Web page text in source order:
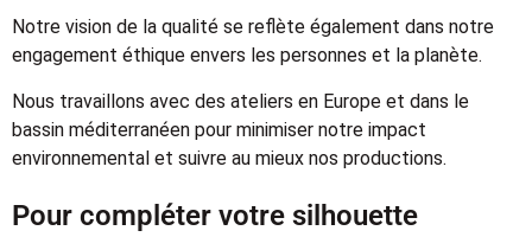
Notre vision de la qualité se reflète également dans notre
engagement éthique envers les personnes et la planète.
Nous travaillons avec des ateliers en Europe et dans le
bassin méditerranéen pour minimiser notre impact
environnemental et suivre au mieux nos productions.
Pour compléter votre silhouette